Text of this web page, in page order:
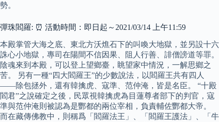
勢。
彈珠閻羅: ⏰ 活動時間：即日起～2021/03/14 上午11:59
本殿掌管大海之底、東北方沃燋石下的叫喚大地獄，並另設十六
誅心小地獄，專司在陽間不信因果、阻人行善、誹僧謗道等罪。
陰魂來到本殿，可以登上望鄉臺，眺望家中情況，一解思鄉之
苦。 另有一種“四大閻羅王”的少數說法，以閻羅王共有四人
——除包拯外，還有韓擒虎、寇準、范仲淹，皆是名臣。 “十殿
閻君”之說確定之後，民眾視韓擒虎為目蓮尊者部下的判官，寇
準與范仲淹則被認為是酆都的兩位宰相，負責輔佐酆都大帝。
而在藏傳佛教中，則稱爲「閻羅法王」、「閻羅王護法」、「牛